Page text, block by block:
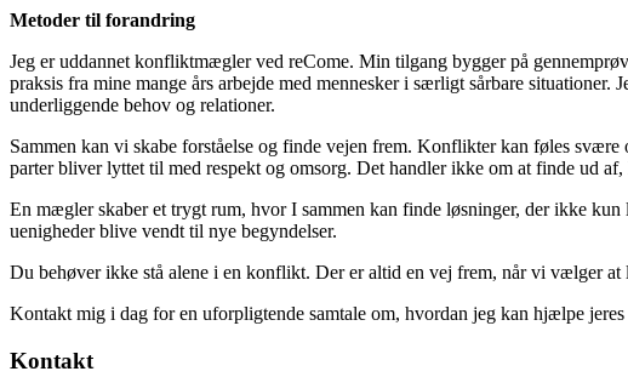
Metoder til forandring
Jeg er uddannet konfliktmægler ved reCome. Min tilgang bygger på
praksis fra mine mange års arbejde med mennesker i særligt sårbare
underliggende behov og relationer.
Sammen kan vi skabe forståelse og finde vejen frem. Konflikter kan føles
parter bliver lyttet til med respekt og omsorg. Det handler ikke om at finde ud
En mægler skaber et trygt rum, hvor I sammen kan finde løsninger, der ikke
uenigheder blive vendt til nye begyndelser.
Du behøver ikke stå alene i en konflikt. Der er altid en vej frem, når vi vælger
Kontakt mig i dag for en uforpligtende samtale om, hvordan jeg kan hjælpe
Kontakt